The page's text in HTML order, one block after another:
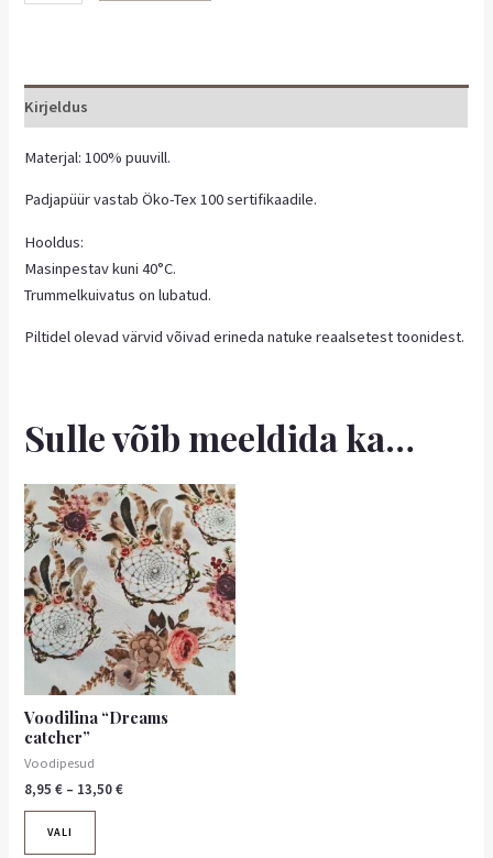
Kirjeldus
Materjal: 100% puuvill.
Padjapüür vastab Öko-Tex 100 sertifikaadile.
Hooldus:
Masinpestav kuni 40°C.
Trummelkuivatus on lubatud.
Piltidel olevad värvid võivad erineda natuke reaalsetest toonidest.
Sulle võib meeldida ka…
Voodilina “Dreams
catcher”
Voodipesud
8,95€ – 13,50€
Hinnavahemik:
8,95 €
kuni
13,50 €
VALI
Sellel
tootel
on
mitu
varianti.
Valikuid
saab
teha
tootelehel.